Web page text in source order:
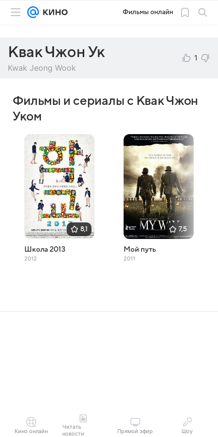
Фильмы онлайн
Квак Чжон Ук
Kwak Jeong Wook
1
Фильмы и сериалы с Квак Чжон
Уком
8,1
Школа 2013
2012
7,5
Мой путь
2011
Кино онлайн
Читать
новости
Прямой эфир Шоу